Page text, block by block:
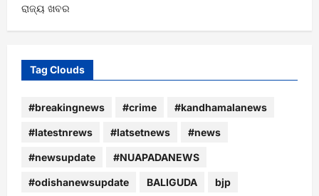
ରାଜ୍ୟ ଖବର
Tag Clouds
#breakingnews #crime #kandhamalanews
#latestnrews #latsetnews #news
#newsupdate #NUAPADANEWS
#odishanewsupdate BALIGUDA bjp